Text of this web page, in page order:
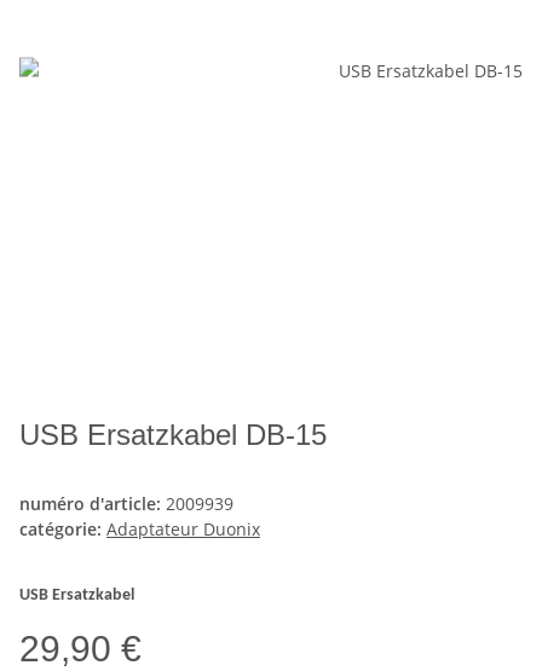
USB Ersatzkabel DB-15
numéro d'article: 2009939
catégorie: Adaptateur Duonix
USB Ersatzkabel
29,90 €